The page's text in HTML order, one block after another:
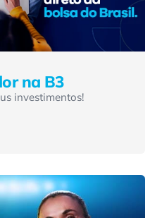
na B3
investimentos!